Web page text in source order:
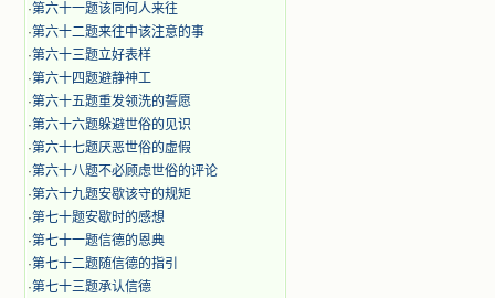
·第六十一题该同何人来往
·第六十二题来往中该注意的事
·第六十三题立好表样
·第六十四题避静神工
·第六十五题重发领洗的誓愿
·第六十六题躲避世俗的见识
·第六十七题厌恶世俗的虚假
·第六十八题不必顾虑世俗的评论
·第六十九题安歇该守的规矩
·第七十题安歇时的感想
·第七十一题信德的恩典
·第七十二题随信德的指引
·第七十三题承认信德